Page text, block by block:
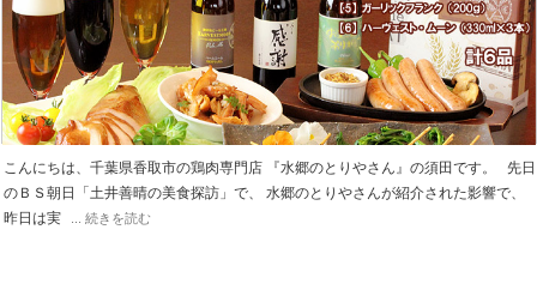
こんにちは、千葉県香取市の鶏肉専門店 『水郷のとりやさん』の須田です。 先日
のＢＳ朝日「土井善晴の美食探訪」で、 水郷のとりやさんが紹介された影響で、
昨日は実
... 続きを読む